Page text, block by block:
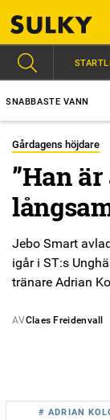
VANN
Gårdagens höjdare
”Han
Jebo Smart
igår i ST:s
tränare Adrian
AVClaes Freidenvall
# ADRIAN